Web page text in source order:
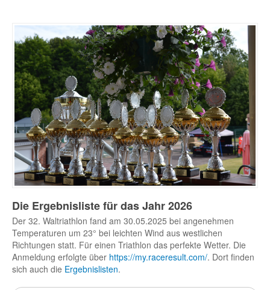
Die Ergebnisliste für das Jahr 2026
Der 32. Waltriathlon fand am 30.05.2025 bei angenehmen
Temperaturen um 23° bei leichten Wind aus westlichen
Richtungen statt. Für einen Triathlon das perfekte Wetter. Die
Anmeldung erfolgte über https://my.raceresult.com/. Dort finden
sich auch die Ergebnislisten.